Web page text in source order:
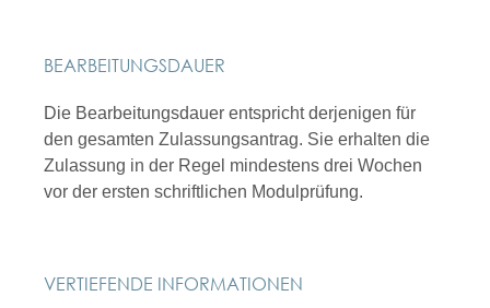
BEARBEITUNGSDAUER
Die Bearbeitungsdauer entspricht derjenigen für
den gesamten Zulassungsantrag. Sie erhalten die
Zulassung in der Regel mindestens drei Wochen
vor der ersten schriftlichen Modulprüfung.
VERTIEFENDE INFORMATIONEN